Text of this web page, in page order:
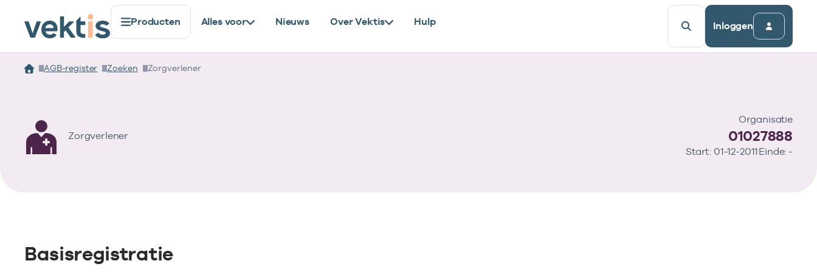
Producten Alles voor Nieuws Over Vektis Hulp Inloggen
AGB-register Zoeken Zorgverlener
Zorgverlener
Organisatie
01027888
Start: 01-12-2011Einde: -
Basisregistratie